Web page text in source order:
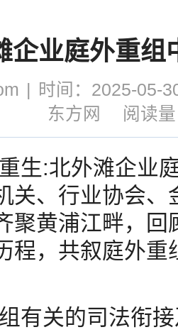
企业庭外重组
时间：2025-05-
东方网
阅读
生:北外滩企业
关、行业协会
聚黄浦江畔，
程，共叙庭外
有关的司法衔